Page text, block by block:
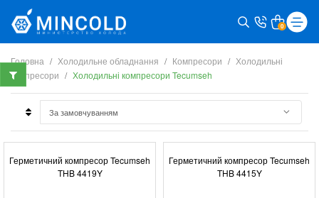
0
Головна Холодильне обладнання Компресори
Холодильні
компресори
Холодильні компресори Tecumseh
Герметичний компресор Tecumseh
THB 4419Y
Герметичний компресор Tecumseh
THB 4415Y